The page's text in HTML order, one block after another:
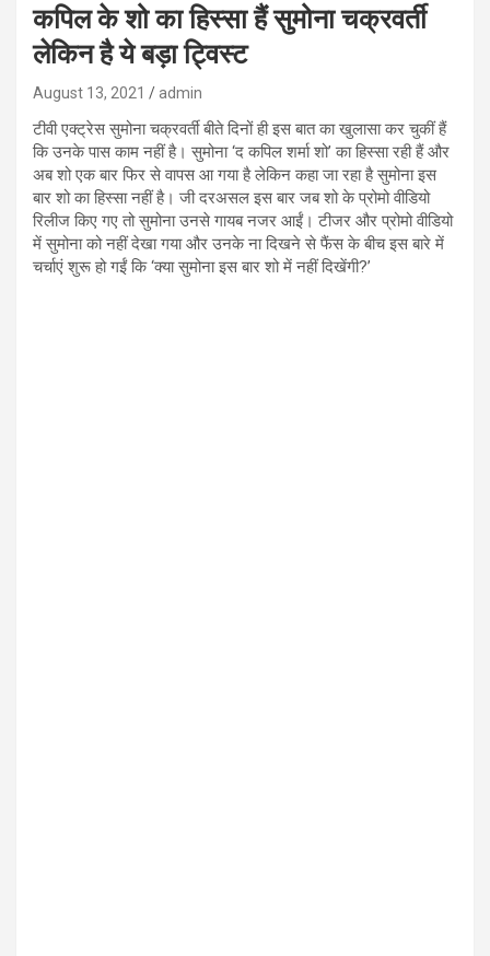
कपिल के शो का हिस्सा हैं सुमोना चक्रवर्ती
लेकिन है ये बड़ा ट्विस्ट
August 13, 2021 admin
टीवी एक्ट्रेस सुमोना चक्रवर्ती बीते दिनों ही इस बात का खुलासा कर चुकीं हैं
कि उनके पास काम नहीं है। सुमोना ‘द कपिल शर्मा शो’ का हिस्सा रही हैं और
अब शो एक बार फिर से वापस आ गया है लेकिन कहा जा रहा है सुमोना इस
बार शो का हिस्सा नहीं है। जी दरअसल इस बार जब शो के प्रोमो वीडियो
रिलीज किए गए तो सुमोना उनसे गायब नजर आईं। टीजर और प्रोमो वीडियो
में सुमोना को नहीं देखा गया और उनके ना दिखने से फैंस के बीच इस बारे में
चर्चाएं शुरू हो गईं कि ‘क्या सुमोना इस बार शो में नहीं दिखेंगी?’